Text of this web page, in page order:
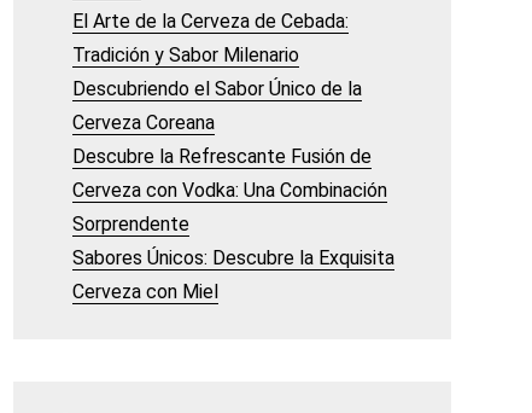
El Arte de la Cerveza de Cebada:
Tradición y Sabor Milenario
Descubriendo el Sabor Único de la
Cerveza Coreana
Descubre la Refrescante Fusión de
Cerveza con Vodka: Una Combinación
Sorprendente
Sabores Únicos: Descubre la Exquisita
Cerveza con Miel